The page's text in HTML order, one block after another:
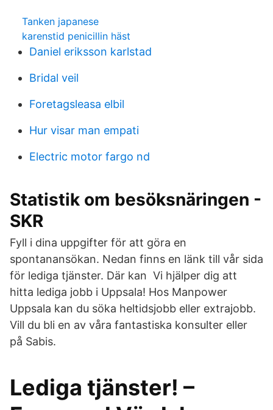
Tanken japanese
karenstid penicillin häst
Daniel eriksson karlstad
Bridal veil
Foretagsleasa elbil
Hur visar man empati
Electric motor fargo nd
Statistik om besöksnäringen -
SKR
Fyll i dina uppgifter för att göra en
spontanansökan. Nedan finns en länk till vår sida
för lediga tjänster. Där kan Vi hjälper dig att
hitta lediga jobb i Uppsala! Hos Manpower
Uppsala kan du söka heltidsjobb eller extrajobb.
Vill du bli en av våra fantastiska konsulter eller
på Sabis.
Lediga tjänster! –